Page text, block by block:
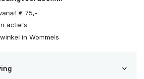
€ 75,-
actie's
in Wommels